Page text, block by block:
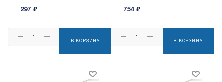
297 ₽
В КОРЗИНУ
754₽
В КОРЗИНУ